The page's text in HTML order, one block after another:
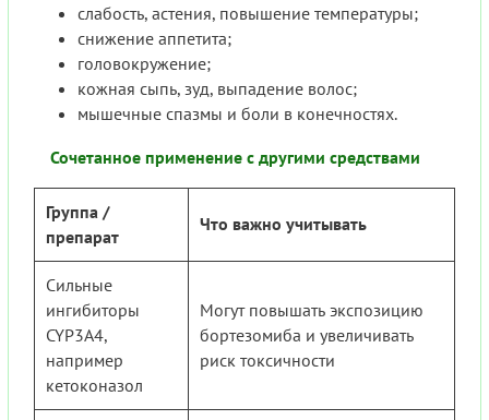
слабость, астения, повышение температуры;
снижение аппетита;
головокружение;
кожная сыпь, зуд, выпадение волос;
мышечные спазмы и боли в конечностях.
Сочетанное применение с другими средствами
Группа /
препарат
Что важно учитывать
Сильные
ингибиторы
CYP3A4,
например
кетоконазол
Могут повышать экспозицию
бортезомиба и увеличивать
риск токсичности